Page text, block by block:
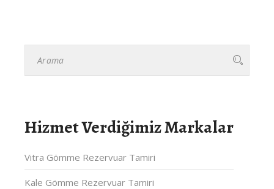
Hizmet Verdiğimiz Markalar
Vitra Gömme Rezervuar Tamiri
Kale Gömme Rezervuar Tamiri